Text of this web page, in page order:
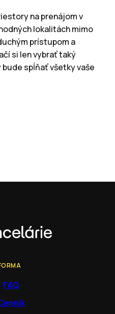
na prenájom v
lokalitách mimo
prístupom a
si len vybrať taký
spĺňať všetky vaše
FAQ